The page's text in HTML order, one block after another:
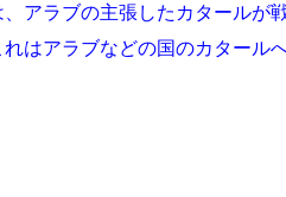
アラブの主張したカタールが
はアラブなどの国のカタール